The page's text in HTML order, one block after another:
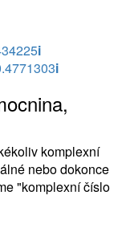
i
i
komplexní
nebo dokonce
"komplexní číslo